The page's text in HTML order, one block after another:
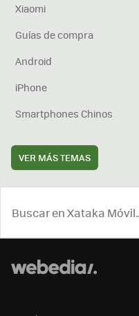
Xiaomi
Guías de compra
Android
iPhone
Smartphones Chinos
VER MÁS TEMAS